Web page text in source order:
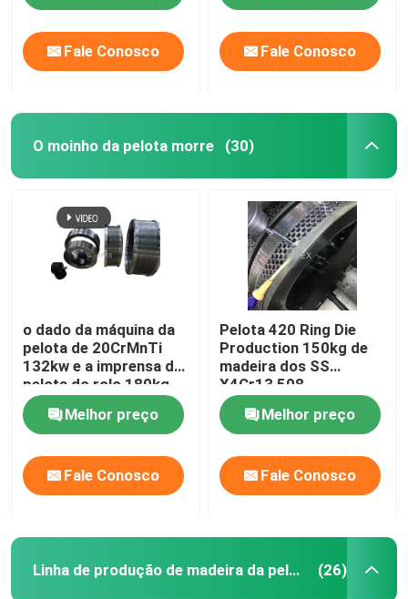
Fale Conosco Fale Conosco
O moinho da pelota morre (30)
o dado da máquina da
pelota de 20CrMnTi
132kw e a imprensa da
pelota do rolo 180kg
morrem grupo
Melhor preço
Fale Conosco
Pelota 420 Ring Die
Production 150kg de
madeira dos SS
X4Cr13 508
Melhor preço
Fale Conosco
Linha de produção de madeira da pelota (26)